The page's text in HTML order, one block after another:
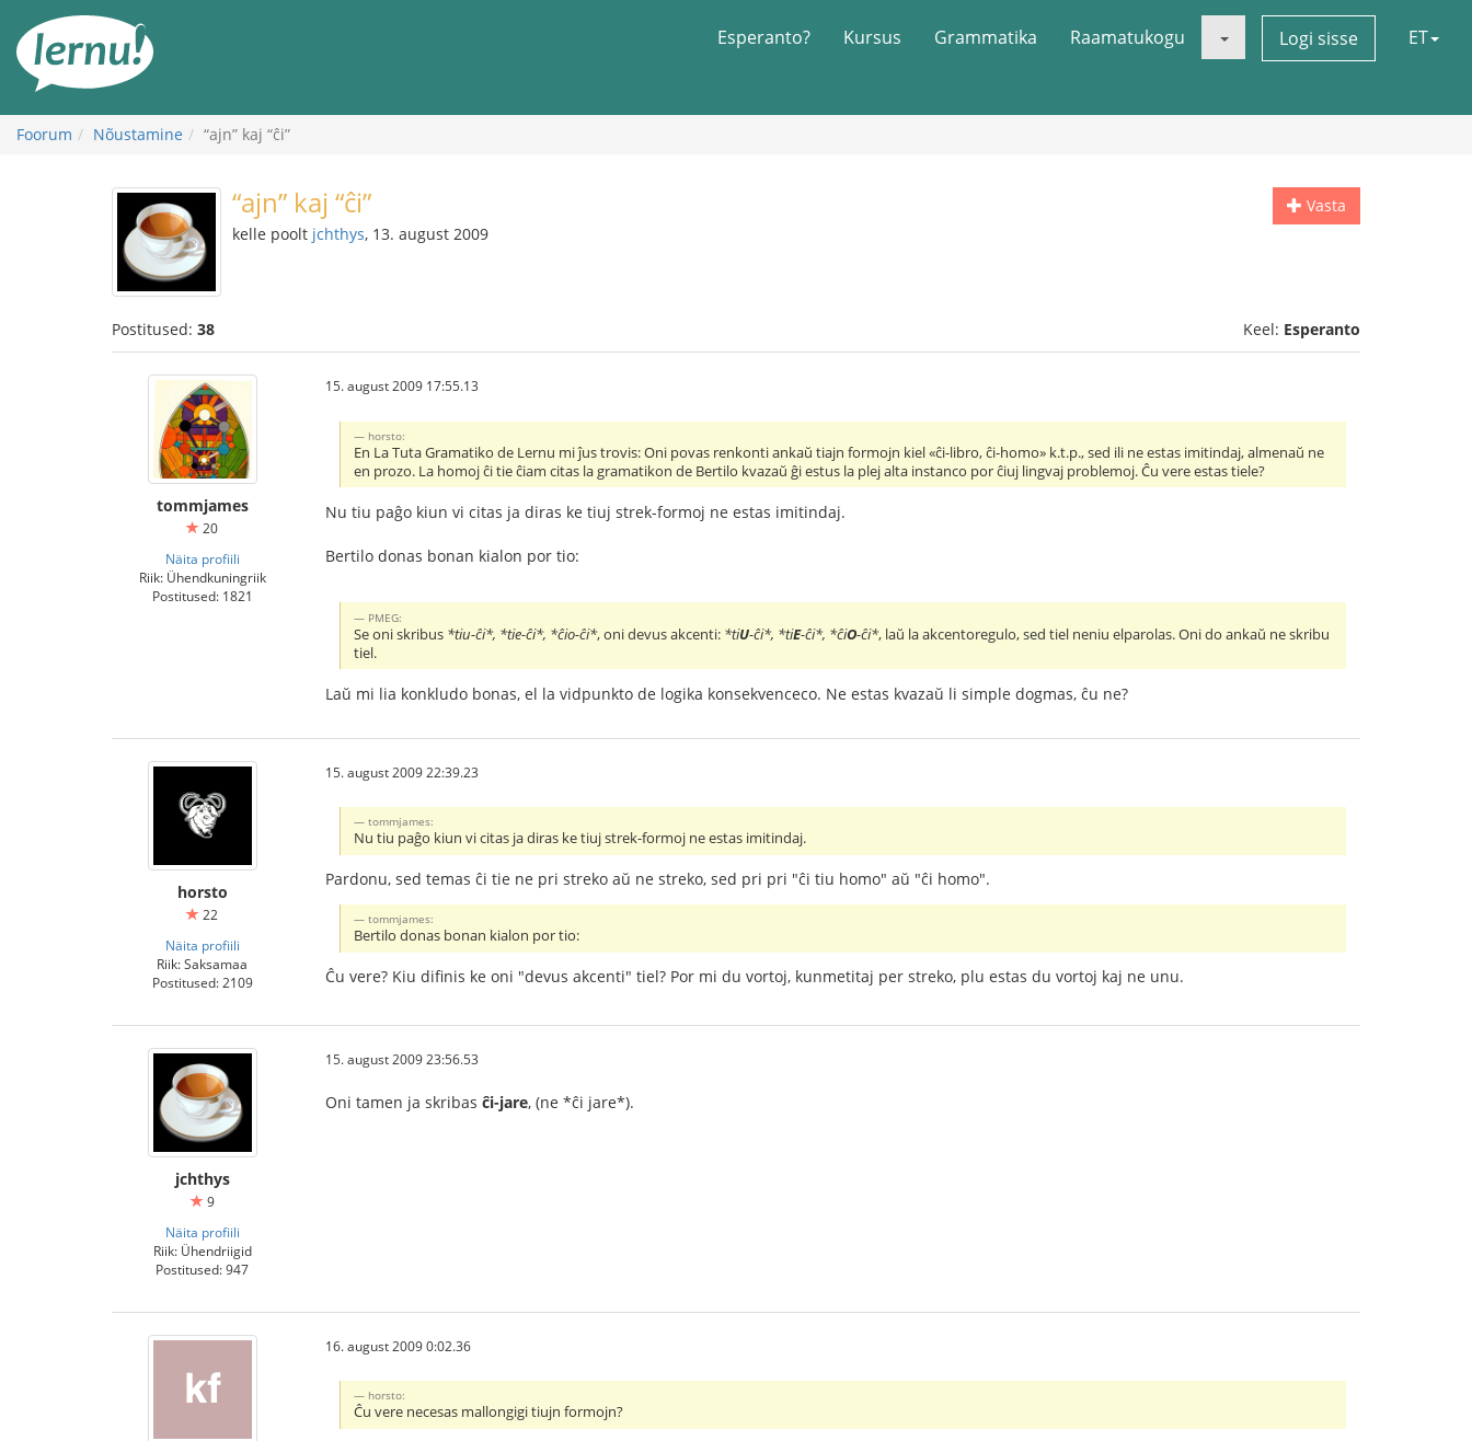
juurde
Esperanto? Kursus Grammatika Raamatukogu Logi sisse ET
Foorum Nõustamine “ajn” kaj “ĉi”
Vasta
“ajn” kaj “ĉi”
kelle poolt jchthys, 13. august 2009
Postitused: 38 Keel: Esperanto
tommjames
20
Näita profiili
Riik: Ühendkuningriik
Postitused: 1821
15. august 2009 17:55.13
horsto:
En La Tuta Gramatiko de Lernu mi ĵus trovis: Oni povas renkonti ankaŭ tiajn formojn kiel «ĉi-libro, ĉi-homo» k.t.p., sed ili ne estas imitindaj, almenaŭ ne
en prozo. La homoj ĉi tie ĉiam citas la gramatikon de Bertilo kvazaŭ ĝi estus la plej alta instanco por ĉiuj lingvaj problemoj. Ĉu vere estas tiele?
Nu tiu paĝo kiun vi citas ja diras ke tiuj strek-formoj ne estas imitindaj.
Bertilo donas bonan kialon por tio:
PMEG:
Se oni skribus *tiu-ĉi*, *tie-ĉi*, *ĉio-ĉi*, oni devus akcenti: *tiU-ĉi*, *tiE-ĉi*, *ĉiO-ĉi*, laŭ la akcentoregulo, sed tiel neniu elparolas. Oni do ankaŭ ne skribu
tiel.
Laŭ mi lia konkludo bonas, el la vidpunkto de logika konsekvenceco. Ne estas kvazaŭ li simple dogmas, ĉu ne?
horsto
22
Näita profiili
Riik: Saksamaa
Postitused: 2109
15. august 2009 22:39.23
tommjames:
Nu tiu paĝo kiun vi citas ja diras ke tiuj strek-formoj ne estas imitindaj.
Pardonu, sed temas ĉi tie ne pri streko aŭ ne streko, sed pri pri "ĉi tiu homo" aŭ "ĉi homo".
tommjames:
Bertilo donas bonan kialon por tio:
Ĉu vere? Kiu difinis ke oni "devus akcenti" tiel? Por mi du vortoj, kunmetitaj per streko, plu estas du vortoj kaj ne unu.
jchthys
9
Näita profiili
Riik: Ühendriigid
Postitused: 947
15. august 2009 23:56.53
Oni tamen ja skribas ĉi-jare, (ne *ĉi jare*).
16. august 2009 0:02.36
horsto:
Ĉu vere necesas mallongigi tiujn formojn?